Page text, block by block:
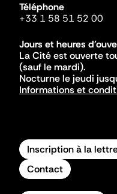
Téléphone
+33 1 58 51 52 00
Jours et heures
La Cité est ouverte
(sauf le mardi).
Nocturne le jeudi
Informations et
Inscription à la
Contact